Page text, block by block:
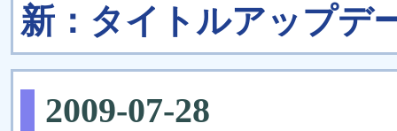
新：タイトルアップデ
2009-07-28